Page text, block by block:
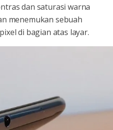
dan saturasi warna
menemukan sebuah
di bagian atas layar.